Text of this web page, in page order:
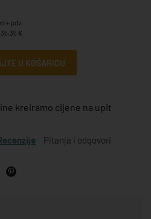
+ pdv
€
U KOŠARICU
kreiramo cijene na upit
Pitanja i odgovori